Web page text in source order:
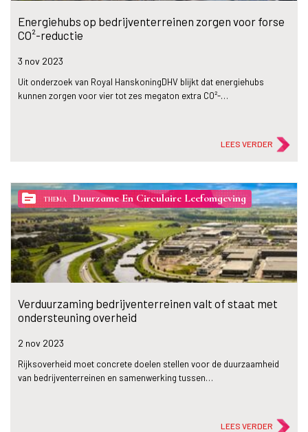
Energiehubs op bedrijventerreinen zorgen voor forse
CO²-reductie
3 nov 2023
Uit onderzoek van Royal HanskoningDHV blijkt dat energiehubs
kunnen zorgen voor vier tot zes megaton extra CO²-…
LEES VERDER
topic THEMA Duurzame En Circulaire Leefomgeving
Verduurzaming bedrijventerreinen valt of staat met
ondersteuning overheid
2 nov 2023
Rijksoverheid moet concrete doelen stellen voor de duurzaamheid
van bedrijventerreinen en samenwerking tussen…
LEES VERDER